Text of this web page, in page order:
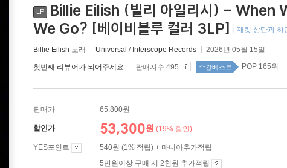
LP
Billie Eilish (빌리 아일리시) - When
We Go? [베이비블루 컬러 3LP]
[ 재킷 상단과
Billie Eilish 노래 Universal / Interscope Records 2026년 05월 15일
첫번째 리뷰어가 되어주세요. 판매지수 495 주간베스트 POP 165위
판매가 65,800원
할인가 53,300원 (19% 할인)
YES포인트
540원 (1% 적립) + 마니아추가적립
5만원이상 구매 시 2천원 추가적립